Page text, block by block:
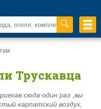
Трускавца
сюда один раз ,вы
карпатский воздух,